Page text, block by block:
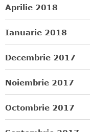
Aprilie 2018
Ianuarie 2018
Decembrie 2017
Noiembrie 2017
Octombrie 2017